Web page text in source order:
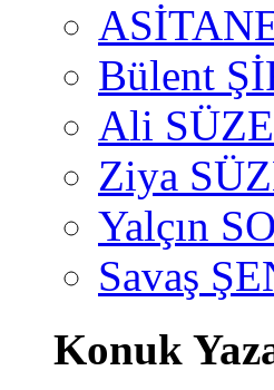
Bülent
Ali
Ziya
Yalçın
Savaş
Konuk